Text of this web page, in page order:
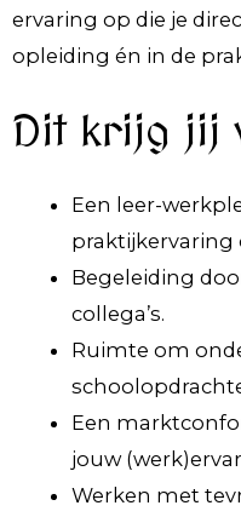
ervaring op die je
opleiding én in de
Dit krijg jij
Een leer-
praktijkervaring
Begeleiding
collega’s.
Ruimte om
Een
jouw
Werken met